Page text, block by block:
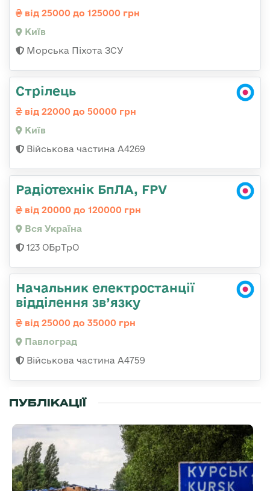
від 25000 до 125000 грн
Київ
Морська Піхота ЗСУ
Стрілець
від 22000 до 50000 грн
Київ
Військова частина А4269
Радіотехнік БпЛА, FPV
від 20000 до 120000 грн
Вся Україна
123 ОБрТрО
Начальник електростанції
відділення зв’язку
від 25000 до 35000 грн
Павлоград
Військова частина А4759
ПУБЛІКАЦІЇ